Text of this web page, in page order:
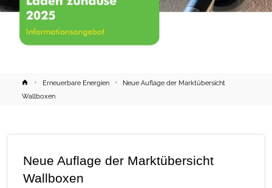
HomeErneuerbare Energien
Neue Auflage der Marktübersicht
Wallboxen
Neue Auflage der Marktübersicht
Wallboxen